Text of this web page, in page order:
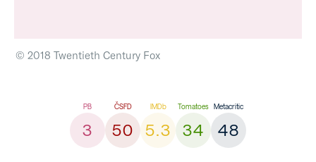
© 2018 Twentieth Century Fox
3 50 5.3 34 48